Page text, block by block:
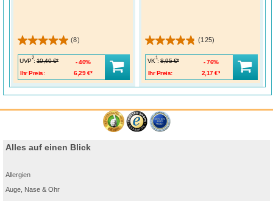
(8)
UVP
2
: 10,40 €*
Ihr Preis:
6,29 €*
40%
(125)
VK
1
: 8,95 €*
Ihr Preis:
2,17 €*
76%
Alles auf einen Blick
Allergien
Auge, Nase & Ohr